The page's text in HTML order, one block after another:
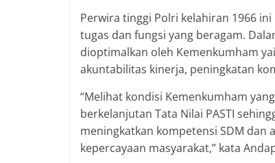
Perwira tinggi Polri kelahiran 1966
tugas dan fungsi yang beragam.
dioptimalkan oleh Kemenkumham
akuntabilitas kinerja, peningkatan
“Melihat kondisi Kemenkumham
berkelanjutan Tata Nilai PASTI
meningkatkan kompetensi SDM dan
kepercayaan masyarakat,” kata